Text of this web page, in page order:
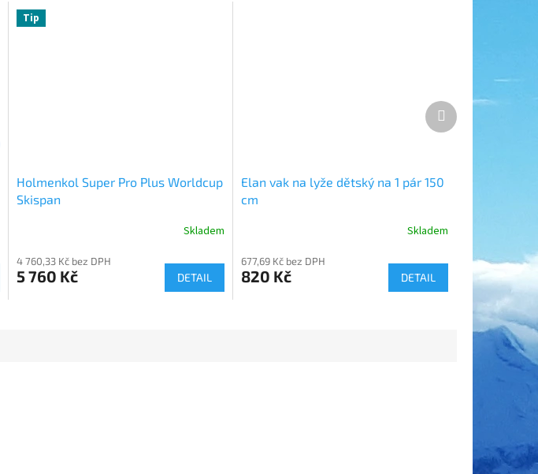
Tip
Holmenkol Super Pro Plus Worldcup
Skispan
Skladem
4 760,33 Kč bez DPH
5 760 Kč DETAIL
Elan vak na lyže dětský na 1 pár 150
cm
Skladem
677,69 Kč bez DPH
820 Kč DETAIL
Další
produkt